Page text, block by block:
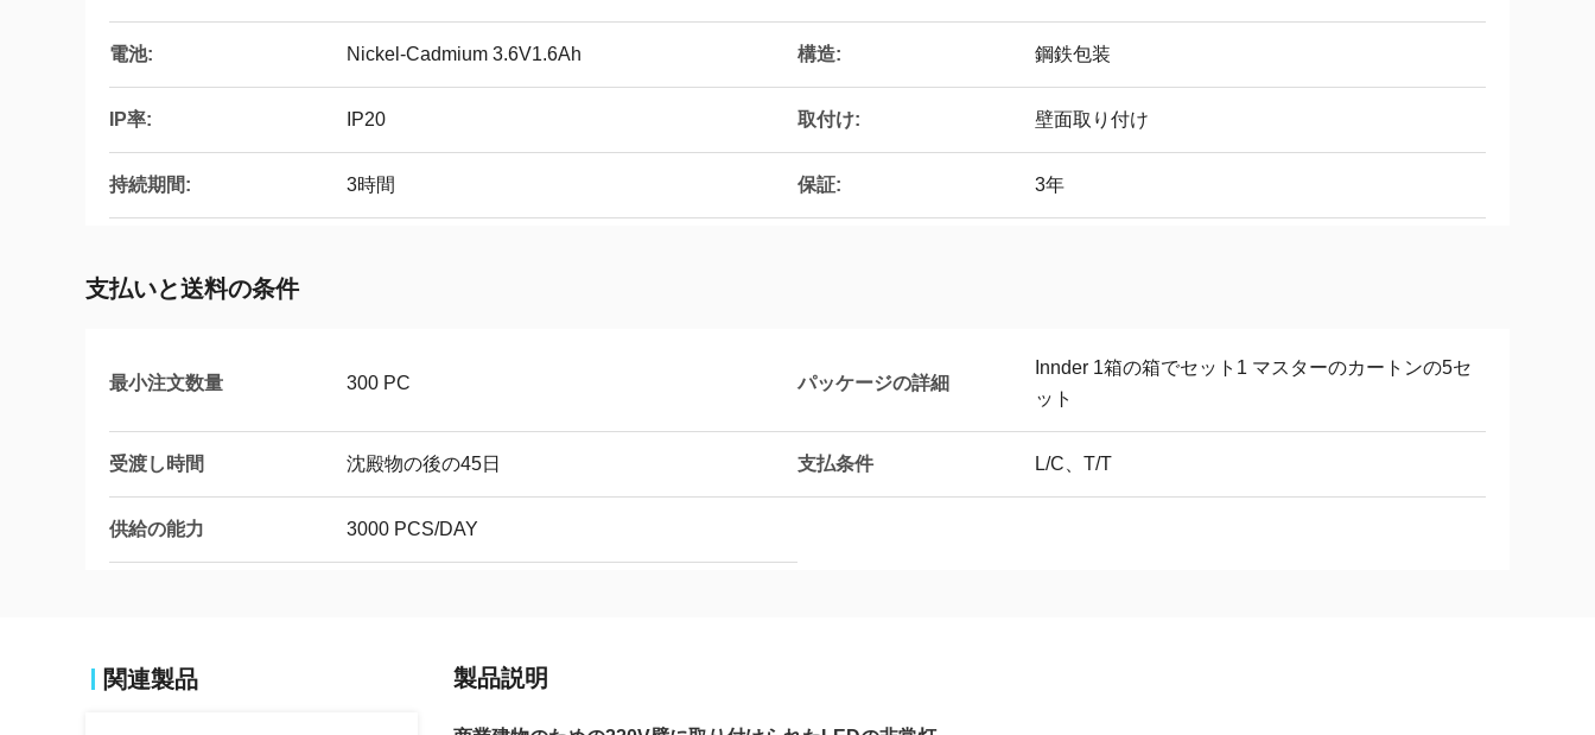
電池: Nickel-Cadmium 3.6V1.6Ah 構造: 鋼鉄包装
IP率: IP20 取付け: 壁面取り付け
持続期間: 3時間 保証: 3年
支払いと送料の条件
最小注文数量 300 PC パッケージの詳細
Innder 1箱の箱でセット1 マスターのカートンの5セ
ット
受渡し時間 沈殿物の後の45日 支払条件 L/C、T/T
供給の能力 3000 PCS/DAY
関連製品 製品説明